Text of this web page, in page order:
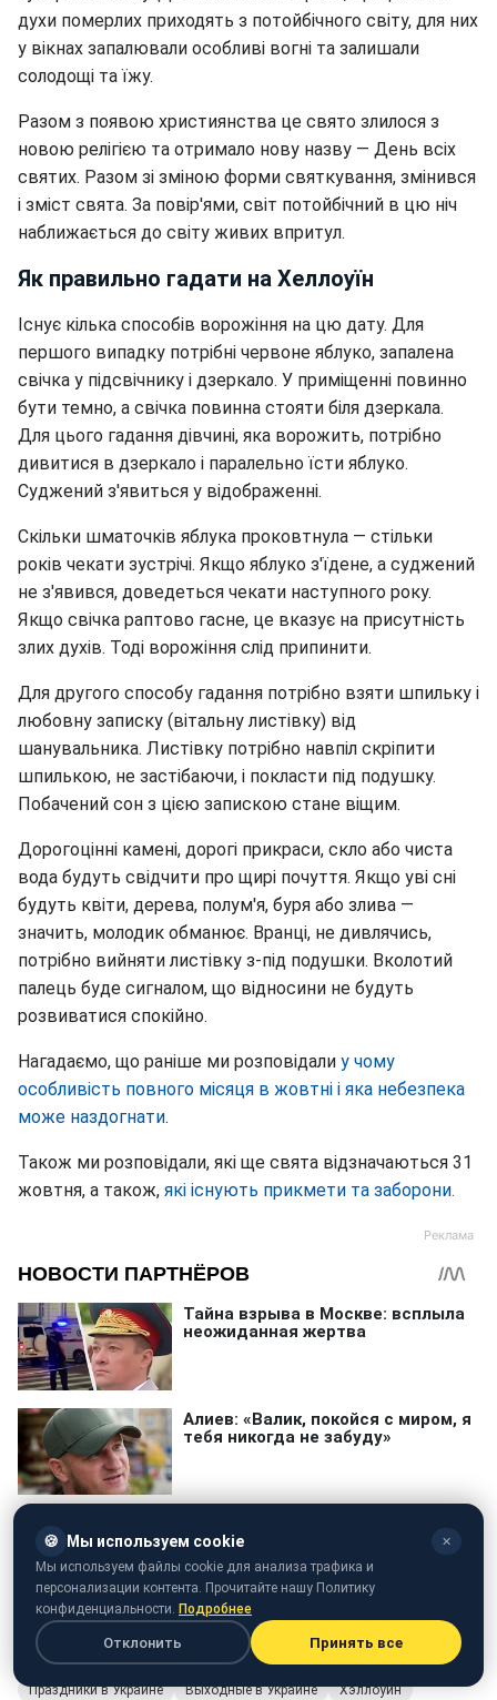
духи померлих приходять з потойбічного світу, для них
у вікнах запалювали особливі вогні та залишали
солодощі та їжу.
Разом з появою християнства це свято злилося з
новою релігією та отримало нову назву — День всіх
святих. Разом зі зміною форми святкування, змінився
і зміст свята. За повір'ями, світ потойбічний в цю ніч
наближається до світу живих впритул.
Як правильно гадати на Хеллоуїн
Існує кілька способів ворожіння на цю дату. Для
першого випадку потрібні червоне яблуко, запалена
свічка у підсвічнику і дзеркало. У приміщенні повинно
бути темно, а свічка повинна стояти біля дзеркала.
Для цього гадання дівчині, яка ворожить, потрібно
дивитися в дзеркало і паралельно їсти яблуко.
Суджений з'явиться у відображенні.
Скільки шматочків яблука проковтнула — стільки
років чекати зустрічі. Якщо яблуко з'їдене, а суджений
не з'явився, доведеться чекати наступного року.
Якщо свічка раптово гасне, це вказує на присутність
злих духів. Тоді ворожіння слід припинити.
Для другого способу гадання потрібно взяти шпильку і
любовну записку (вітальну листівку) від
шанувальника. Листівку потрібно навпіл скріпити
шпилькою, не застібаючи, і покласти під подушку.
Побачений сон з цією запискою стане віщим.
Дорогоцінні камені, дорогі прикраси, скло або чиста
вода будуть свідчити про щирі почуття. Якщо уві сні
будуть квіти, дерева, полум'я, буря або злива —
значить, молодик обманює. Вранці, не дивлячись,
потрібно вийняти листівку з-під подушки. Вколотий
палець буде сигналом, що відносини не будуть
розвиватися спокійно.
Нагадаємо, що раніше ми розповідали у чому
особливість повного місяця в жовтні і яка небезпека
може наздогнати.
Також ми розповідали, які ще свята відзначаються 31
жовтня, а також, які існують прикмети та заборони.
Праздники в Украине Выходные в Украине Хэллоуин
🍪 Мы используем cookie ✕
Мы используем файлы cookie для анализа трафика и
персонализации контента. Прочитайте нашу Политику
конфиденциальности. Подробнее
Отклонить Принять все